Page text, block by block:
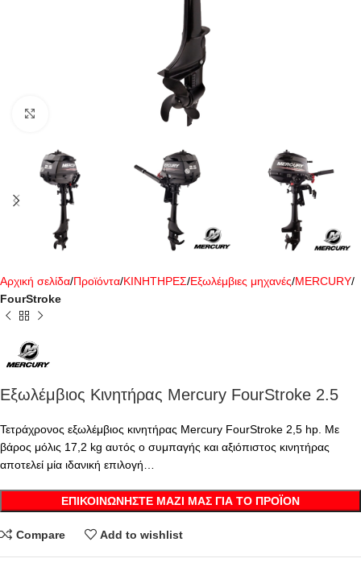
Αρχική σελίδα Προϊόντα ΚΙΝΗΤΗΡΕΣ Εξωλέμβιες μηχανές MERCURY
FourStroke
Εξωλέμβιος Κινητήρας Mercury FourStroke 2.5
Τετράχρονος εξωλέμβιος κινητήρας Mercury FourStroke 2,5 hp. Με
βάρος μόλις 17,2 kg αυτός ο συμπαγής και αξιόπιστος κινητήρας
αποτελεί μία ιδανική επιλογή…
ΕΠΙΚΟΙΝΩΝΉΣΤΕ ΜΑΖΊ ΜΑΣ ΓΙΑ ΤΟ ΠΡΟΪΌΝ
Compare Add to wishlist